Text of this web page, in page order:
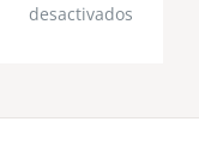
desactivados